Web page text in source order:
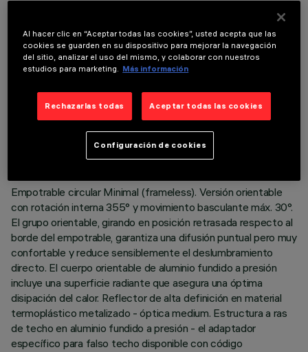
DATOS TÉCNICOS
ÚLTIMA ACTUALIZACIÓN: 07/08/2026
Empotrable circular Minimal (frameless). Versión orientable
con rotación interna 355° y movimiento basculante máx. 30°.
El grupo orientable, girando en posición retrasada respecto al
borde del empotrable, garantiza una difusión puntual pero muy
confortable y reduce sensiblemente el deslumbramiento
directo. El cuerpo orientable de aluminio fundido a presión
incluye una superficie radiante que asegura una óptima
disipación del calor. Reflector de alta definición en material
termoplástico metalizado - óptica medium. Estructura a ras
de techo en aluminio fundido a presión - el adaptador
específico para falso techo disponible con código
Al hacer clic en “Aceptar todas las cookies”, usted acepta que las
cookies se guarden en su dispositivo para mejorar la navegación
del sitio, analizar el uso del mismo, y colaborar con nuestros
estudios para marketing. Más información
Rechazarlas todas Aceptar todas las cookies
Configuración de cookies